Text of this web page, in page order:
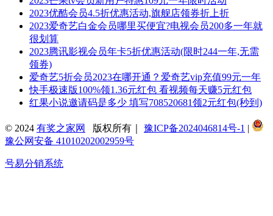
2023优酷会员4.5折优惠活动,旗舰店领券折上折
2023爱奇艺白金会员哪里买便宜?电视会员200多一年就
很划算
2023腾讯影视会员年卡5折优惠活动(限时244一年,无需
领券)
爱奇艺5折会员2023在哪开通？爱奇艺vip充值99元一年
快手极速版100%领1.36元红包 看视频每天赚5元红包
红果小说邀请码是多少 填写708520681领2元红包(秒到)
© 2024 有奖之家网 版权所有｜ 豫ICP备2024046814号-1 |
豫公网安备 41010202002959号
号易分销系统